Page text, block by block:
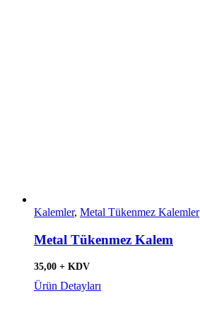
Kalemler, Metal Tükenmez Kalemler
Metal Tükenmez Kalem
35,00 + KDV
Ürün Detayları